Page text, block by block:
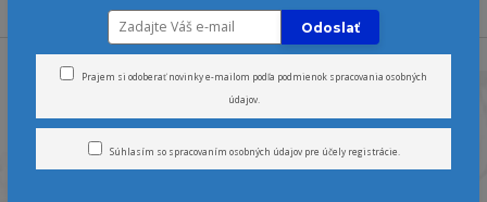
Úvod Vône Parfumované vody
Parfumované vody
Odoslať
Prajem si odoberať novinky e-mailom podľa podmienok spracovania osobných
údajov.
Súhlasím so spracovaním osobných údajovpre účely registrácie.